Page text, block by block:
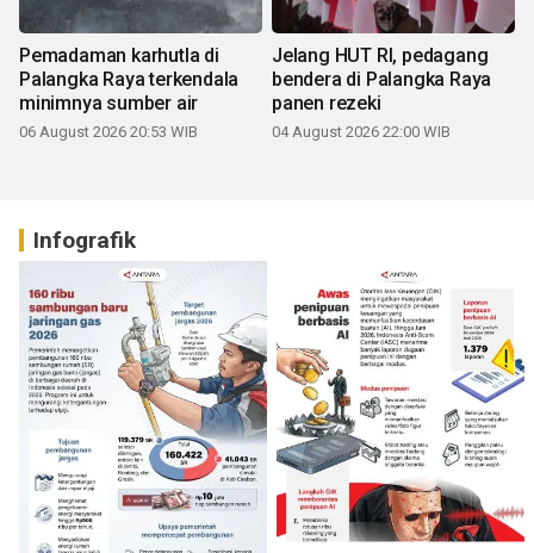
Pemadaman karhutla di
Palangka Raya terkendala
minimnya sumber air
06 August 2026 20:53 WIB
Jelang HUT RI, pedagang
bendera di Palangka Raya
panen rezeki
04 August 2026 22:00 WIB
Infografik